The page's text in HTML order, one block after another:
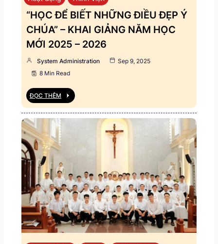
“HỌC ĐỂ BIẾT NHỮNG ĐIỀU ĐẸP Ý
CHÚA” – KHAI GIẢNG NĂM HỌC
MỚI 2025 – 2026
System Administration
Sep 9, 2025
8 Min Read
ĐỌC THÊM